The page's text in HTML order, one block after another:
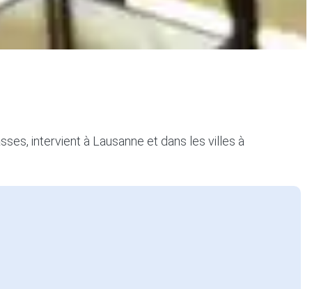
intervient à Lausanne et dans les villes à